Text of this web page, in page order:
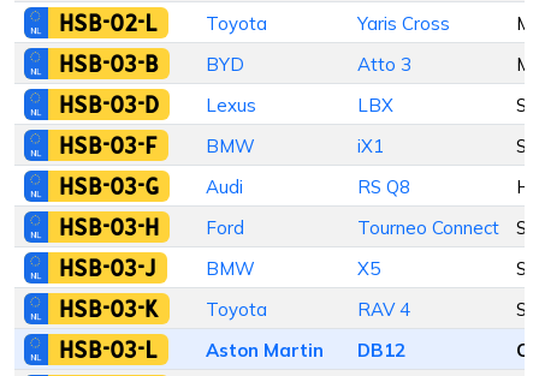
HSB-02-L Toyota Yaris Cross
HSB-03-B BYD Atto 3
HSB-03-D Lexus LBX
HSB-03-F BMW iX1
HSB-03-G Audi RS Q8
HSB-03-H Ford Tourneo Connect
HSB-03-J BMW X5
HSB-03-K Toyota RAV 4
HSB-03-L Aston Martin DB12